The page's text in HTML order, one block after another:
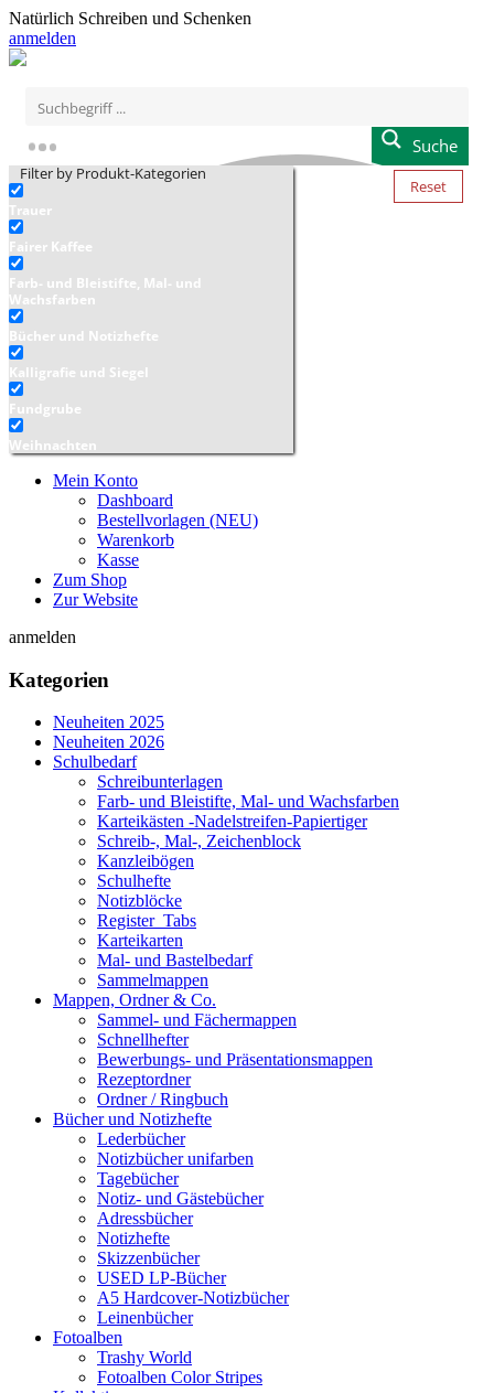
Natürlich Schreiben und Schenken
anmelden
Suche
Filter by Produkt-Kategorien
Trauer
Fairer Kaffee
Farb- und Bleistifte, Mal- und
Wachsfarben
Bücher und Notizhefte
Kalligrafie und Siegel
Fundgrube
Weihnachten
Reset
Mein Konto
Dashboard
Bestellvorlagen (NEU)
Warenkorb
Kasse
Zum Shop
Zur Website
anmelden
Kategorien
Neuheiten 2025
Neuheiten 2026
Schulbedarf
Schreibunterlagen
Farb- und Bleistifte, Mal- und Wachsfarben
Karteikästen -Nadelstreifen-Papiertiger
Schreib-, Mal-, Zeichenblock
Kanzleibögen
Schulhefte
Notizblöcke
Register_Tabs
Karteikarten
Mal- und Bastelbedarf
Sammelmappen
Mappen, Ordner & Co.
Sammel- und Fächermappen
Schnellhefter
Bewerbungs- und Präsentationsmappen
Rezeptordner
Ordner / Ringbuch
Bücher und Notizhefte
Lederbücher
Notizbücher unifarben
Tagebücher
Notiz- und Gästebücher
Adressbücher
Notizhefte
Skizzenbücher
USED LP-Bücher
A5 Hardcover-Notizbücher
Leinenbücher
Fotoalben
Trashy World
Fotoalben Color Stripes